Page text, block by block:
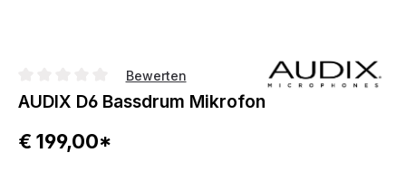
Durchschnittliche Bewertung von 0 von 5 Sternen
Bewerten
AUDIX D6 Bassdrum Mikrofon
€ 199,00*